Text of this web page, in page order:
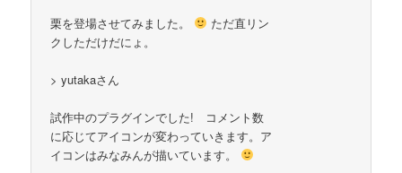
栗を登場させてみました。
ただ直リン
クしただけだにょ。
> yutakaさん
試作中のプラグインでした! コメント数
に応じてアイコンが変わっていきます。ア
イコンはみなみんが描いています。